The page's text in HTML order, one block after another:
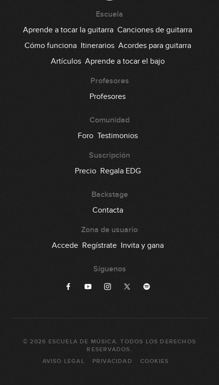
Escuela
Aprende a tocar la guitarra Canciones de guitarra
Cómo funciona Itinerarios Acordes para guitarra
Artículos Aprende a tocar el bajo
Profesores
Profesores
Comunidad
Foro Testimonios
Suscripción
Precio Regala EDG
Backstage
Contacta
Zona de usuario
Accede Regístrate Invita y gana
Síguenos
©2026 ESCUELA DE MÚSICA. TODOS LOS DERECHOS
RESERVADOS.
AVISO LEGAL
PRIVACIDAD COOKIES